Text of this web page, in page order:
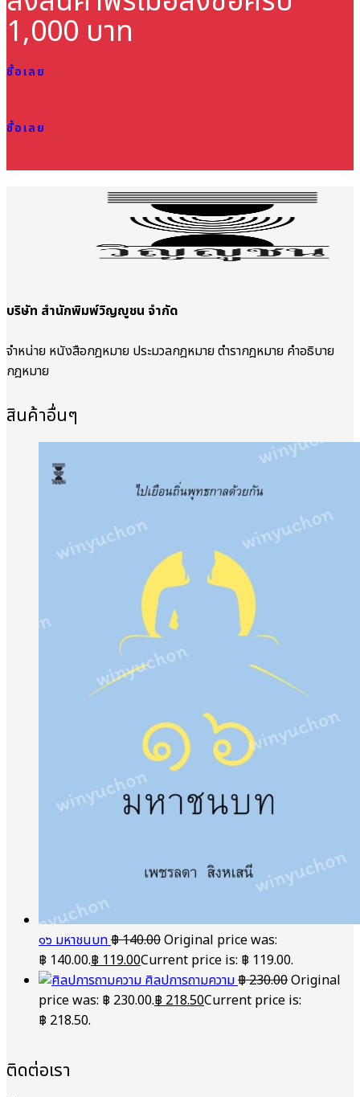
1,000 บาท
ซื้อเลย
ซื้อเลย
บริษัท สำนักพิมพ์วิญญูชน จำกัด
จำหน่าย หนังสือกฎหมาย ประมวลกฎหมาย ตำรากฎหมาย คำอธิบาย
กฎหมาย
สินค้าอื่นๆ
๑๖ มหาชนบท฿140.00Original price was:
฿ 140.00.฿119.00Current price is: ฿ 119.00.
ศิลปการถามความ฿230.00Original
price was: ฿ 230.00.฿218.50Current price is:
฿ 218.50.
ติดต่อเรา